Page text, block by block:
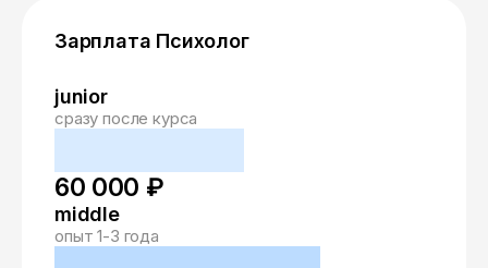
Зарплата Психолог
junior
сразу после курса
60 000 ₽
middle
опыт 1-3 года